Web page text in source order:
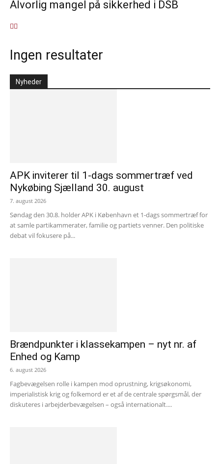
Alvorlig mangel på sikkerhed i DSB
Ingen resultater
Nyheder
APK inviterer til 1-dags sommertræf ved
Nykøbing Sjælland 30. august
7. august 2026
Søndag den 30.8. holder APK i København et 1-dags sommertræf for
at samle partikammerater, familie og partiets venner. Den politiske
debat vil fokusere på...
Brændpunkter i klassekampen – nyt nr. af
Enhed og Kamp
6. august 2026
Fagbevægelsen rolle i kampen mod oprustning, krigsøkonomi,
imperialistisk krig og folkemord er et af de centrale spørgsmål, der
diskuteres i arbejderbevægelsen – også internationalt....